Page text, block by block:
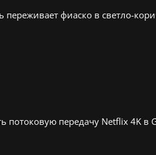
переживает фиаско в светло-
потоковую передачу Netflix 4K в